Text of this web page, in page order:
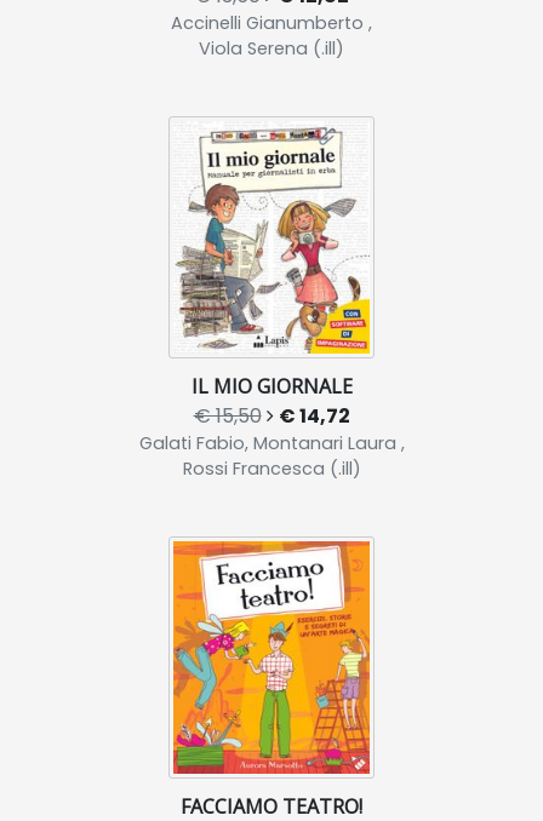
Accinelli Gianumberto ,
Viola Serena (.ill)
IL MIO GIORNALE
€ 15,50 € 14,72
Galati Fabio, Montanari Laura ,
Rossi Francesca (.ill)
FACCIAMO TEATRO!